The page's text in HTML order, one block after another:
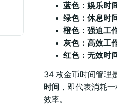
蓝色：娱乐时
绿色：休息时
橙色：强迫工
灰色：高效工
红色：无效时
34 枚金币时间管理
时间 ，即代表消耗
效率。